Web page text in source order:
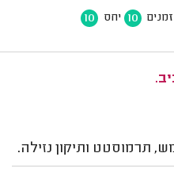
זמנים 10 יחס 10
תרמוסטט ותיקון נזילה.